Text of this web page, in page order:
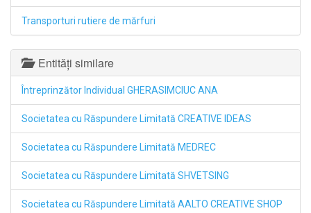
Transporturi rutiere de mărfuri
Entități similare
Întreprinzător Individual GHERASIMCIUC ANA
Societatea cu Răspundere Limitată CREATIVE IDEAS
Societatea cu Răspundere Limitată MEDREC
Societatea cu Răspundere Limitată SHVETSING
Societatea cu Răspundere Limitată AALTO CREATIVE SHOP